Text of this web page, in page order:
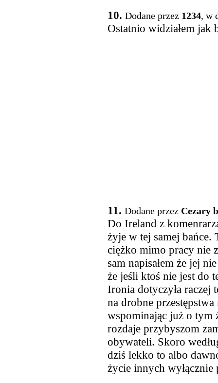
10. Dodane przez 1234, w
Ostatnio widziałem
11. Dodane przez Cezary
Do Ireland z
żyje w tej samej bańce.
ciężko mimo pracy nie
sam napisałem że jej
że jeśli ktoś nie jest do
Ironia dotyczyła raczej
na drobne
wspominając już o tym
rozdaje przybyszom
obywateli. Skoro
dziś lekko to albo
życie innych wyłącznie